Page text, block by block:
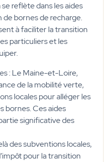
reflète dans les aides
de bornes de recharge.
à faciliter la transition
particuliers et les
: Le Maine-et-Loire,
de la mobilité verte,
locales pour alléger les
bornes. Ces aides
significative des
des subventions locales,
pour la transition